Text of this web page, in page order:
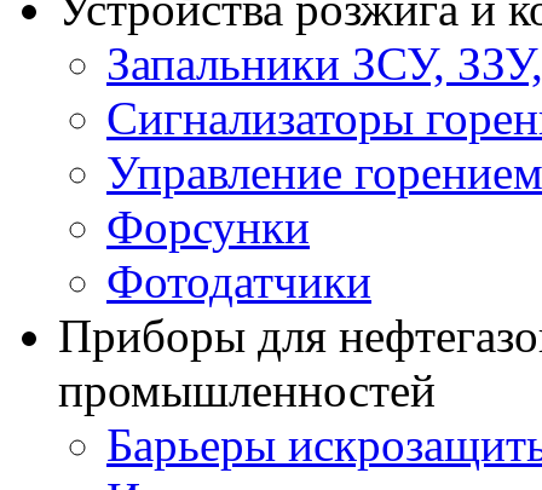
Запальники ЗСУ,
Сигнализаторы
Управление горением
Форсунки
Фотодатчики
Приборы для
промышленностей
Барьеры